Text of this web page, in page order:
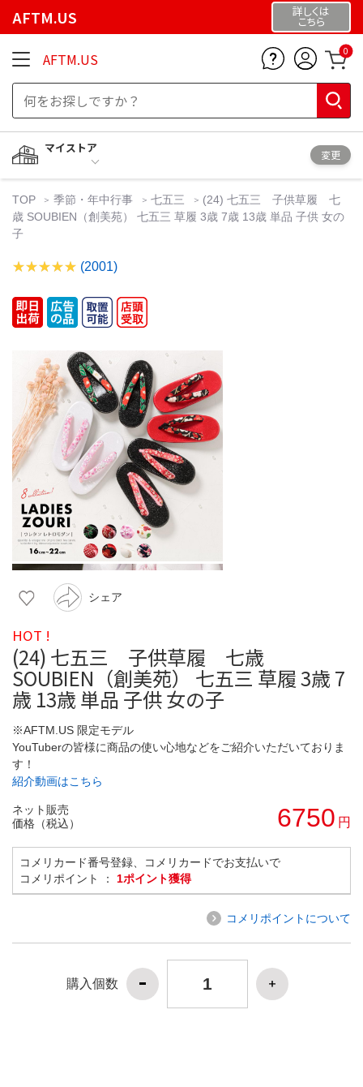
AFTM.US 詳しくは
こちら
AFTM.US 0
マイストア
変更
TOP 季節・年中行事 七五三
(24) 七五三 子供草履 七
歳 SOUBIEN（創美苑） 七五三 草履 3歳 7歳 13歳 単品 子供 女の
子
(2001)
シェア
HOT !
(24) 七五三 子供草履 七歳
SOUBIEN（創美苑） 七五三 草履 3歳 7
歳 13歳 単品 子供 女の子
※AFTM.US 限定モデル
YouTuberの皆様に商品の使い心地などをご紹介いただいておりま
す！
紹介動画はこちら
ネット販売
価格（税込）
6750 円
コメリカード番号登録、コメリカードでお支払いで
コメリポイント ： 1ポイント獲得
コメリポイントについて
購入個数